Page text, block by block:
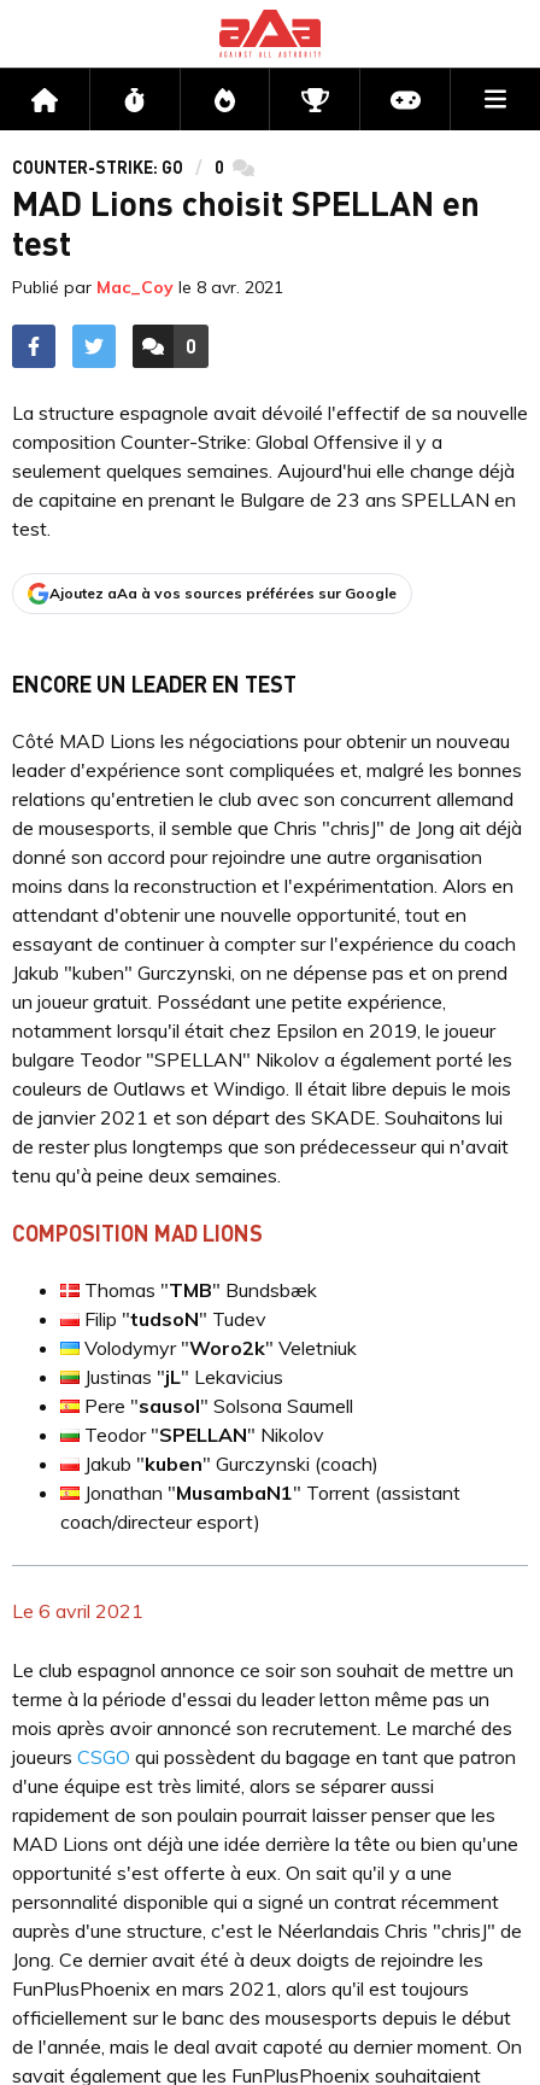
Accueil Flux Directs CompétitionsActu jeux
COUNTER-STRIKE: GO 0 commentaires
MAD Lions choisit SPELLAN⁠ en
test
Publié par Mac_Coy le 8 avr. 2021
ACCÉDER AUX
0
COMMENTAIRES
La structure espagnole avait dévoilé l'effectif de sa nouvelle
composition Counter-Strike: Global Offensive il y a
seulement quelques semaines. Aujourd'hui elle change déjà
de capitaine en prenant le Bulgare de 23 ans SPELLAN en
test.
Ajoutez aAa à vos sources préférées sur Google
ENCORE UN LEADER EN TEST
Côté MAD Lions les négociations pour obtenir un nouveau
leader d'expérience sont compliquées et, malgré les bonnes
relations qu'entretien le club avec son concurrent allemand
de mousesports, il semble que Chris "chrisJ" de Jong ait déjà
donné son accord pour rejoindre une autre organisation
moins dans la reconstruction et l'expérimentation. Alors en
attendant d'obtenir une nouvelle opportunité, tout en
essayant de continuer à compter sur l'expérience du coach
Jakub "kuben" Gurczynski, on ne dépense pas et on prend
un joueur gratuit. Possédant une petite expérience,
notamment lorsqu'il était chez Epsilon en 2019, le joueur
bulgare Teodor "⁠SPELLAN⁠" Nikolov a également porté les
couleurs de Outlaws et Windigo. Il était libre depuis le mois
de janvier 2021 et son départ des SKADE. Souhaitons lui
de rester plus longtemps que son prédecesseur qui n'avait
tenu qu'à peine deux semaines.
COMPOSITION MAD LIONS
Thomas "⁠TMB⁠" Bundsbæk
Filip "⁠tudsoN⁠" Tudev
Volodymyr "⁠Woro2k⁠" Veletniuk
Justinas "⁠jL⁠" Lekavicius
Pere "⁠sausol⁠" Solsona Saumell
Teodor "⁠SPELLAN⁠" Nikolov
Jakub "⁠kuben⁠" Gurczynski (coach)
Jonathan "⁠MusambaN1⁠" Torrent (assistant
coach/directeur esport)
Le 6 avril 2021
Le club espagnol annonce ce soir son souhait de mettre un
terme à la période d'essai du leader letton même pas un
mois après avoir annoncé son recrutement. Le marché des
joueurs CSGO qui possèdent du bagage en tant que patron
d'une équipe est très limité, alors se séparer aussi
rapidement de son poulain pourrait laisser penser que les
MAD Lions ont déjà une idée derrière la tête ou bien qu'une
opportunité s'est offerte à eux. On sait qu'il y a une
personnalité disponible qui a signé un contrat récemment
auprès d'une structure, c'est le Néerlandais Chris "chrisJ" de
Jong. Ce dernier avait été à deux doigts de rejoindre les
FunPlusPhoenix en mars 2021, alors qu'il est toujours
officiellement sur le banc des mousesports depuis le début
de l'année, mais le deal avait capoté au dernier moment. On
savait également que les FunPlusPhoenix souhaitaient